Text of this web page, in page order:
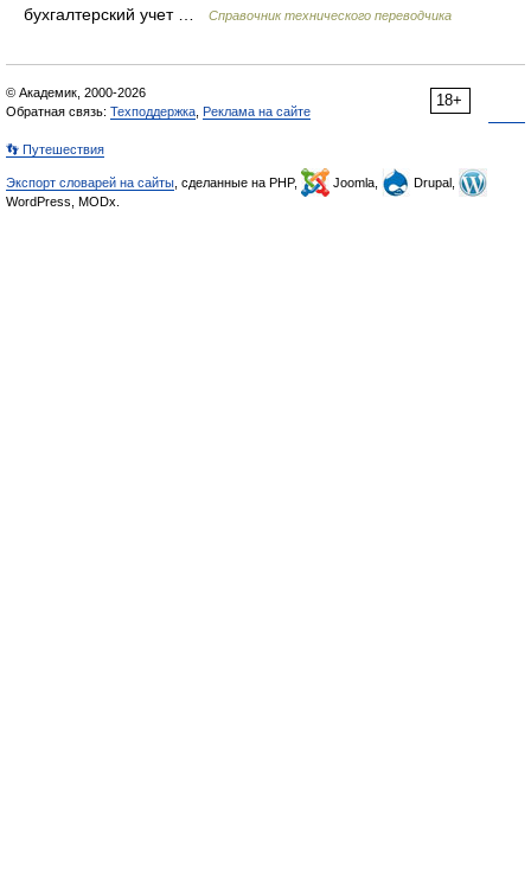
бухгалтерский учет …
Справочник технического переводчика
18+
© Академик, 2000-2026
Обратная связь: Техподдержка Реклама на сайте
👣 Путешествия
Экспорт словарей на сайты , сделанные на PHP, Joomla,
Drupal,
WordPress, MODx.